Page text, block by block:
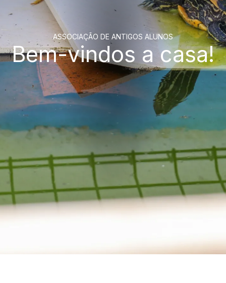
ASSOCIAÇÃO DE ANTIGOS ALUNOS
Bem-vindos a casa!